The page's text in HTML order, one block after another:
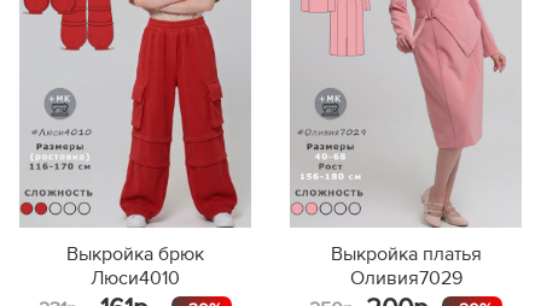
Выкройка брюк
Люси4010
Выкройка платья
Оливия7029